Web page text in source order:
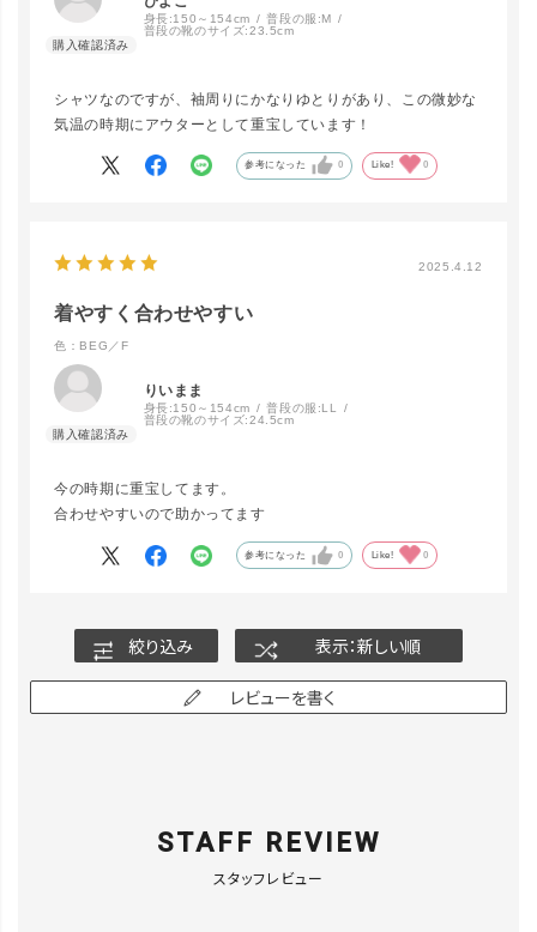
在庫なし
在庫なし
身長:150～154cm 普段の服:M
普段の靴のサイズ:23.5cm
シャツなのですが、袖周りにかなりゆとりがあり、この微妙な
気温の時期にアウターとして重宝しています！
参考になった 0 Like! 0
2025.4.12
着やすく合わせやすい
色：BEG／F
りいまま
身長:150～154cm 普段の服:LL
普段の靴のサイズ:24.5cm
今の時期に重宝してます。
合わせやすいので助かってます
参考になった 0 Like! 0
絞り込み 表示：新しい順
レビューを書く
STAFF REVIEW
スタッフレビュー